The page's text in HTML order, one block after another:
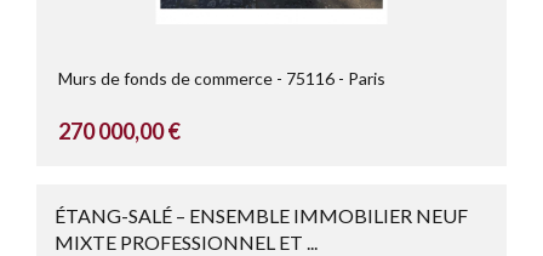
Murs de fonds de commerce 75116 Paris
270 000,00 €
ÉTANG-SALÉ – ENSEMBLE IMMOBILIER NEUF
MIXTE PROFESSIONNEL ET ...